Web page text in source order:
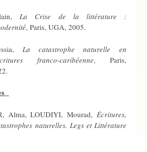
La Crise de la littérature :
, Paris, UGA, 2005.
La catastrophe naturelle en
franco-caribéenne, Paris,
Alma, LOUDIYI, Mourad, Écritures,
naturelles. Legs et Littérature